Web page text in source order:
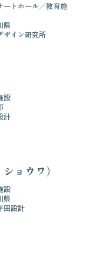
ートホール
教育施
県
ザイン研究所
設
計
ョウワ）
設
県
田設計